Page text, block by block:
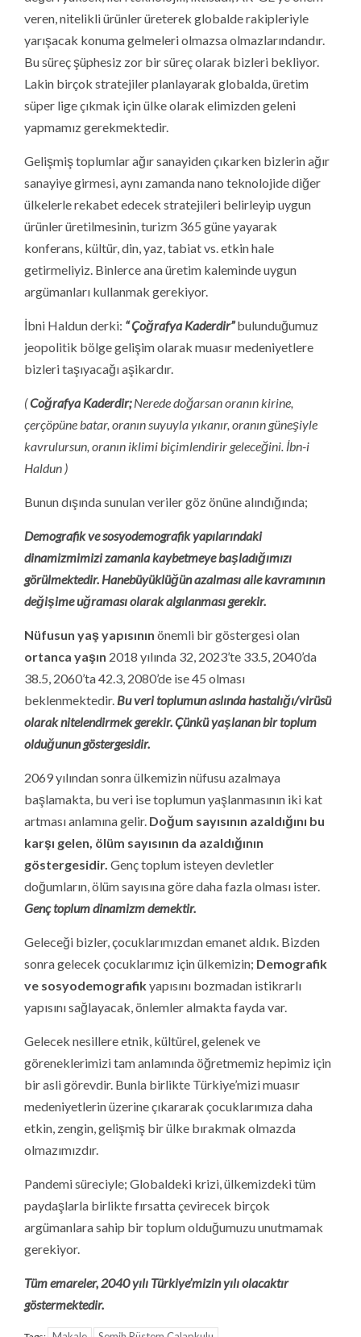
veren, nitelikli ürünler üreterek globalde rakipleriyle
yarışacak konuma gelmeleri olmazsa olmazlarındandır.
Bu süreç şüphesiz zor bir süreç olarak bizleri bekliyor.
Lakin birçok stratejiler planlayarak globalda, üretim
süper lige çıkmak için ülke olarak elimizden geleni
yapmamız gerekmektedir.
Gelişmiş toplumlar ağır sanayiden çıkarken bizlerin ağır
sanayiye girmesi, aynı zamanda nano teknolojide diğer
ülkelerle rekabet edecek stratejileri belirleyip uygun
ürünler üretilmesinin, turizm 365 güne yayarak
konferans, kültür, din, yaz, tabiat vs. etkin hale
getirmeliyiz. Binlerce ana üretim kaleminde uygun
argümanları kullanmak gerekiyor.
İbni Haldun derki: “ Çoğrafya Kaderdir”bulunduğumuz
jeopolitik bölge gelişim olarak muasır medeniyetlere
bizleri taşıyacağı aşikardır.
(Coğrafya Kaderdir;Nerede doğarsan oranın kirine,
çerçöpüne batar, oranın suyuyla yıkanır, oranın güneşiyle
kavrulursun, oranın iklimi biçimlendirir geleceğini. İbn-i
Haldun )
Bunun dışında sunulan veriler göz önüne alındığında;
Demografik ve sosyodemografik yapılarındaki
dinamizmimizi zamanla kaybetmeye başladığımızı
görülmektedir. Hanebüyüklüğün azalması aile kavramının
değişime uğraması olarak algılanması gerekir.
Nüfusun yaş yapısının önemli bir göstergesi olan
ortanca yaşın 2018 yılında 32, 2023’te 33.5, 2040’da
38.5, 2060’ta 42.3, 2080’de ise 45 olması
beklenmektedir. Bu veri toplumun aslında hastalığı/virüsü
olarak nitelendirmek gerekir. Çünkü yaşlanan bir toplum
olduğunun göstergesidir.
2069 yılından sonra ülkemizin nüfusu azalmaya
başlamakta, bu veri ise toplumun yaşlanmasının iki kat
artması anlamına gelir. Doğum sayısının azaldığını bu
karşı gelen, ölüm sayısının da azaldığının
göstergesidir. Genç toplum isteyen devletler
doğumların, ölüm sayısına göre daha fazla olması ister.
Genç toplum dinamizm demektir.
Geleceği bizler, çocuklarımızdan emanet aldık. Bizden
sonra gelecek çocuklarımız için ülkemizin; Demografik
ve sosyodemografikyapısını bozmadan istikrarlı
yapısını sağlayacak, önlemler almakta fayda var.
Gelecek nesillere etnik, kültürel, gelenek ve
göreneklerimizi tam anlamında öğretmemiz hepimiz için
bir asli görevdir. Bunla birlikte Türkiye’mizi muasır
medeniyetlerin üzerine çıkararak çocuklarımıza daha
etkin, zengin, gelişmiş bir ülke bırakmak olmazda
olmazımızdır.
Pandemi süreciyle; Globaldeki krizi, ülkemizdeki tüm
paydaşlarla birlikte fırsatta çevirecek birçok
argümanlara sahip bir toplum olduğumuzu unutmamak
gerekiyor.
Tüm emareler, 2040 yılı Türkiye’mizin yılı olacaktır
göstermektedir.